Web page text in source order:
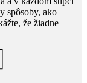
spôsoby, ako
že žiadne